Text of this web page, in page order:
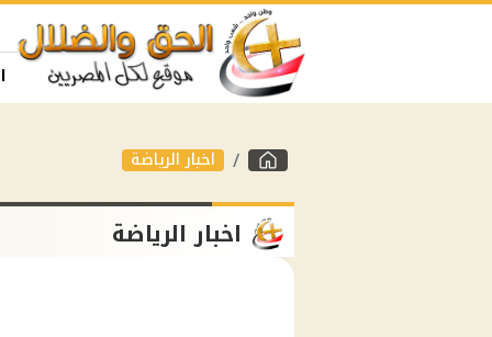
اخبار الرياضة
اخبار الرياضة